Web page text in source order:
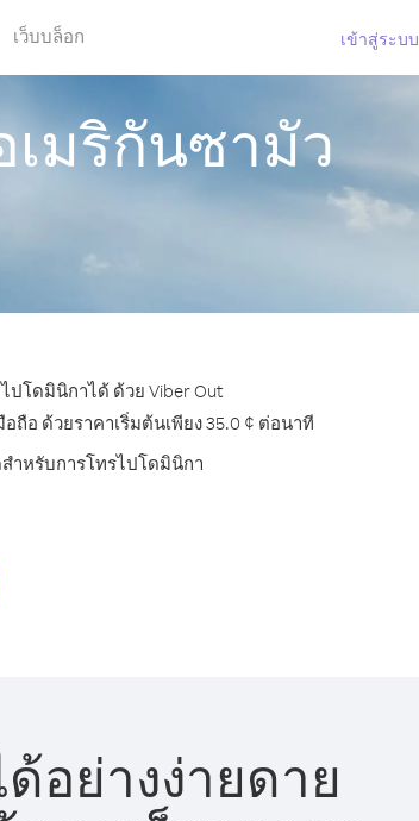
เว็บบล็อก เข้าสู่ระบบ
มริกันซามัว
โดมินิกาได้ ด้วย Viber Out
อ ด้วยราคาเริ่มต้นเพียง 35.0 ¢ ต่อนาที
ำหรับการโทรไปโดมินิกา
อย่างง่ายดาย